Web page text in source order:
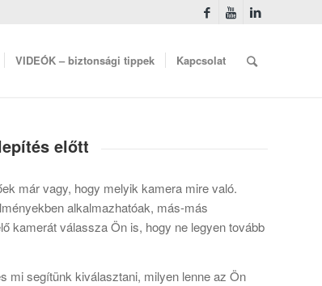
VIDEÓK – biztonsági tippek Kapcsolat
előtt
már vagy, hogy melyik kamera mire való.
alkalmazhatóak, más-más
kamerát válassza Ön is, hogy ne legyen tovább
mi segítünk kiválasztani, milyen lenne az Ön